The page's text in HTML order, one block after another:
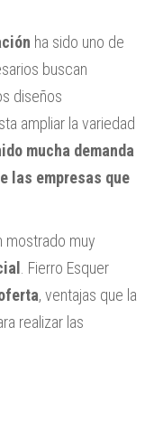
ha sido uno de
buscan
diseños
ampliar la variedad
mucha demanda
las empresas que
mostrado muy
. Fierro Esquer
, ventajas que la
realizar las